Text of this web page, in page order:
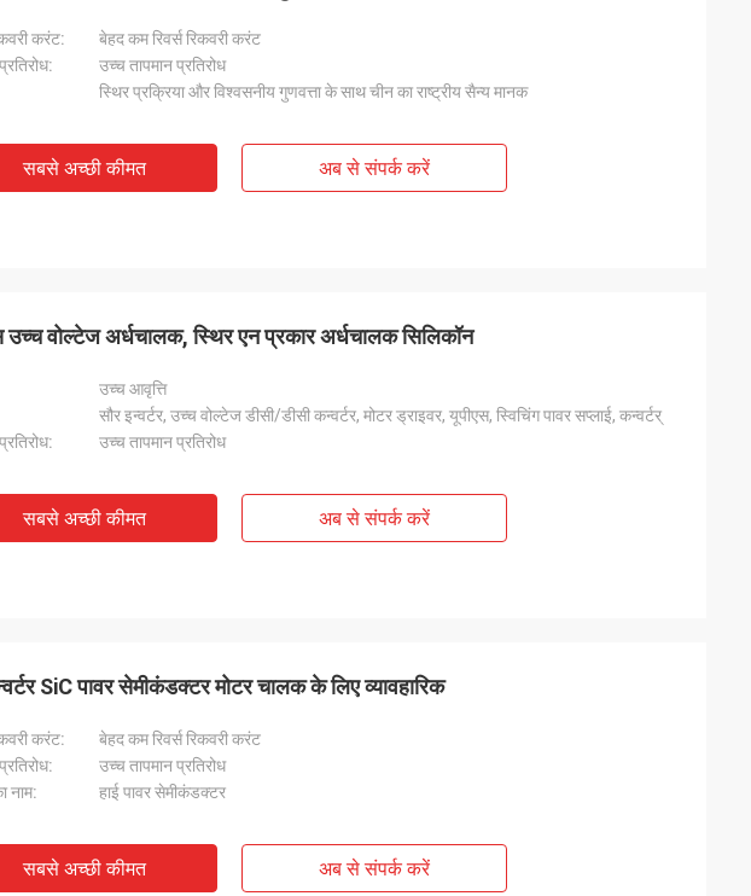
करंट:
बेहद कम रिवर्स रिकवरी करंट
उच्च तापमान प्रतिरोध
स्थिर प्रक्रिया और विश्वसनीय गुणवत्ता के साथ चीन का राष्ट्रीय सैन्य मानक
सबसे अच्छी कीमत अब से संपर्क करें
उच्च वोल्टेज अर्धचालक, स्थिर एन प्रकार अर्धचालक सिलिकॉन
उच्च आवृत्ति
सौर इन्वर्टर, उच्च वोल्टेज डीसी/डीसी कन्वर्टर, मोटर ड्राइवर, यूपीएस, स्विचिंग पावर सप्लाई, कन्वर्टर्
उच्च तापमान प्रतिरोध
सबसे अच्छी कीमत अब से संपर्क करें
SiC पावर सेमीकंडक्टर मोटर चालक के लिए व्यावहारिक
करंट:
बेहद कम रिवर्स रिकवरी करंट
उच्च तापमान प्रतिरोध
नाम:
हाई पावर सेमीकंडक्टर
सबसे अच्छी कीमत अब से संपर्क करें